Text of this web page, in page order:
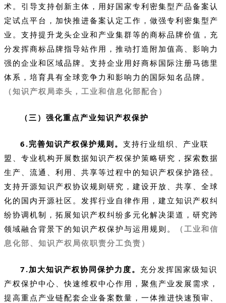
术。引导支持创新主体，用好国家专利密集型产品备案认
定试点平台，加快推进备案认定工作，做强专利密集型产
业。支持提升龙头企业和产业集群等的商标品牌价值，充
分发挥商标品牌指导站作用，推动打造附加值高、影响力
强的企业和区域品牌。支持企业用好商标国际注册马德里
体系，培育具有全球竞争力和影响力的国际知名品牌。
（知识产权局牵头，工业和信息化部配合）
（三）强化重点产业知识产权保护
6.完善知识产权保护规则。 支持行业组织、产业联
盟、专业机构开展数据知识产权保护策略研究，探索数据
生产、流通、利用、共享等过程中的知识产权保护路径。
支持开源知识产权协议规则研究，建设开放、共享、全球
化的国内开源社区。发挥行业自律作用，建立知识产权纠
纷协调机制，拓展知识产权纠纷多元化解决渠道，研究跨
领域融合背景下的知识产权保护与运用规则。
（工业和信
息化部、知识产权局依职责分工负责）
7.加大知识产权协同保护力度。 充分发挥国家级知识
产权保护中心、快速维权中心作用，聚焦产业发展需求，
提高重点产业链配套企业备案数量，一体推进快速预审、